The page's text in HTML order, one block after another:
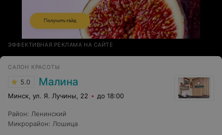
ЭФФЕКТИВНАЯ РЕКЛАМА НА САЙТЕ
САЛОН КРАСОТЫ
5.0 Малина
Минск, ул. Я. Лучины, 22 до 18:00
Район: Ленинский
Микрорайон: Лошица